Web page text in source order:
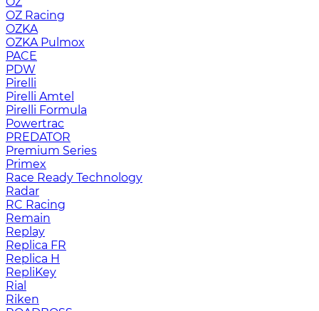
OZ Racing
OZKA
OZKA Pulmox
PACE
PDW
Pirelli
Pirelli Amtel
Pirelli Formula
Powertrac
PREDATOR
Premium Series
Primex
Race Ready Technology
Radar
RC Racing
Remain
Replay
Replica FR
Replica H
RepliKey
Rial
Riken